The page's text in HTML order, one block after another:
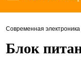
Современная электроника
Блок